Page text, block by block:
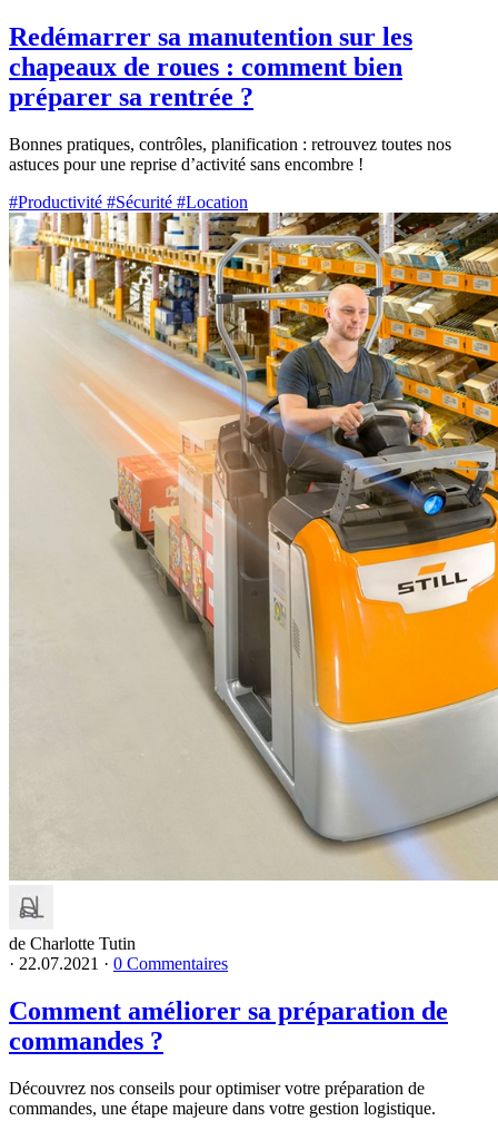
Redémarrer sa manutention sur les
chapeaux de roues : comment bien
préparer sa rentrée ?
Bonnes pratiques, contrôles, planification : retrouvez toutes nos
astuces pour une reprise d’activité sans encombre !
#Productivité #Sécurité #Location
de Charlotte Tutin
· 22.07.2021 · 0 Commentaires
Comment améliorer sa préparation de
commandes ?
Découvrez nos conseils pour optimiser votre préparation de
commandes, une étape majeure dans votre gestion logistique.